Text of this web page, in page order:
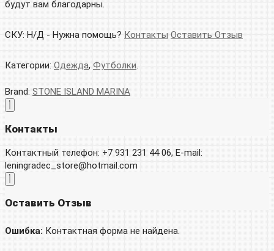
будут вам благодарны.
СКУ: Н/Д - Нужна помощь? Контакты Оставить Отзыв
Категории: Одежда, Футболки.
Brand: STONE ISLAND MARINA
Контакты
Контактный телефон: +7 931 231 44 06, E-mail:
leningradec_store@hotmail.com
Оставить Отзыв
Ошибка: Контактная форма не найдена.